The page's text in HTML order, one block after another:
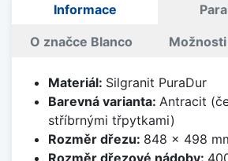
Informace
O značce Blanco
Materiál: Silgranit PuraDur
Barevná varianta: Antracit
stříbrnými třpytkami)
Rozměr dřezu: 848 x 498
Rozměr dřezové nádoby: